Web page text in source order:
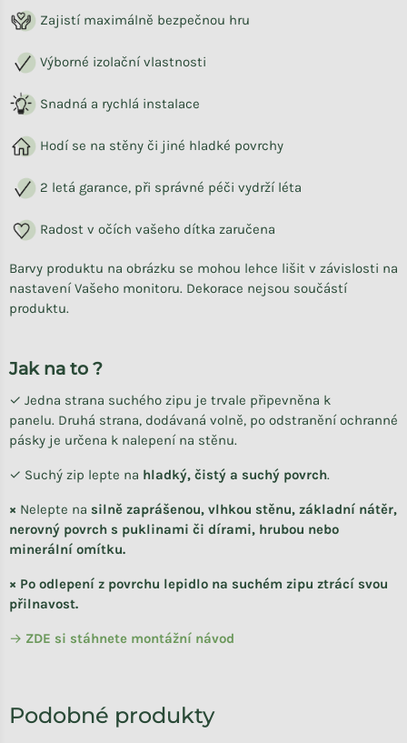
Zajistí maximálně bezpečnou hru
Výborné izolační vlastnosti
Snadná a rychlá instalace
Hodí se na stěny či jiné hladké povrchy
2 letá garance, při správné péči vydrží léta
Radost v očích vašeho dítka zaručena
Barvy produktu na obrázku se mohou lehce lišit v závislosti na
nastavení Vašeho monitoru. Dekorace nejsou součástí
produktu.
Jak na to ?
✓ Jedna strana suchého zipu je trvale připevněna k
panelu. Druhá strana, dodávaná volně, po odstranění ochranné
pásky je určena k nalepení na stěnu.
✓ Suchý zip lepte na hladký, čistý a suchý povrch.
× Nelepte na silně zaprášenou, vlhkou stěnu, základní nátěr,
nerovný povrch s puklinami či dírami, hrubou nebo
minerální omítku.
× Po odlepení z povrchu lepidlo na suchém zipu ztrácí svou
přilnavost.
→ ZDE si stáhnete montážní návod